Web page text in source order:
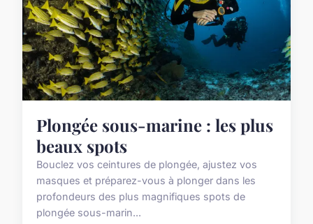
Plongée sous-marine : les plus
beaux spots
Bouclez vos ceintures de plongée, ajustez vos
masques et préparez-vous à plonger dans les
profondeurs des plus magnifiques spots de
plongée sous-marin...